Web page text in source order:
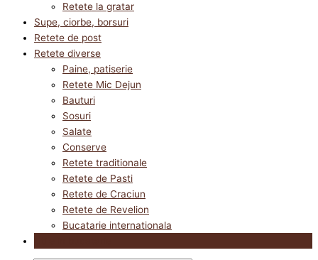
Retete la gratar
Supe, ciorbe, borsuri
Retete de post
Retete diverse
Paine, patiserie
Retete Mic Dejun
Bauturi
Sosuri
Salate
Conserve
Retete traditionale
Retete de Pasti
Retete de Craciun
Retete de Revelion
Bucatarie internationala